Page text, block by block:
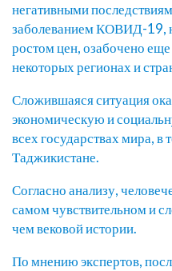
негативными
заболеванием КОВИД-19,
ростом цен, озабочено
некоторых регионах и
Сложившаяся ситуация
экономическую и
всех государствах мира, в
Таджикистане.
Согласно анализу,
самом чувствительном и
чем вековой истории.
По мнению экспертов,